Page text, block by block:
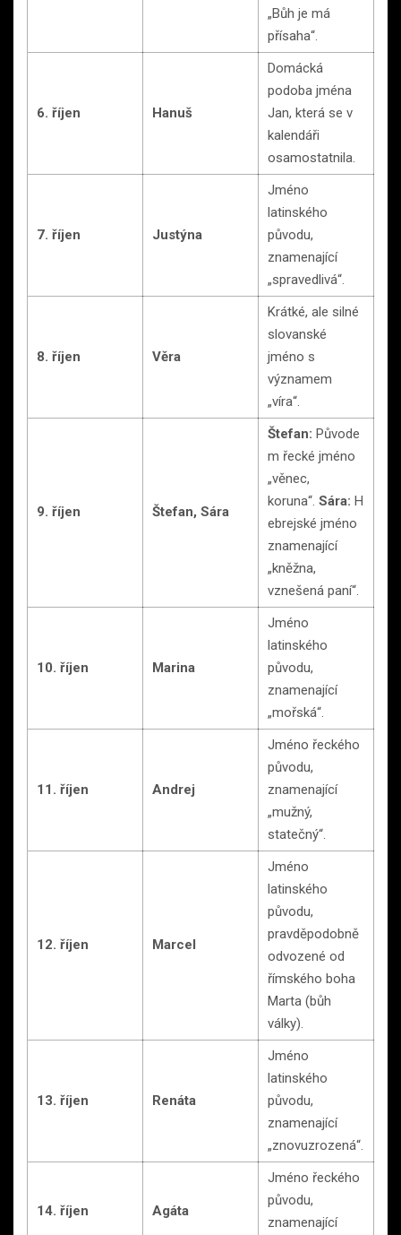
„Bůh je má
přísaha“.
6. říjen Hanuš
Domácká
podoba jména
Jan, která se v
kalendáři
osamostatnila.
7. říjen Justýna
Jméno
latinského
původu,
znamenající
„spravedlivá“.
8. říjen Věra
Krátké, ale silné
slovanské
jméno s
významem
„víra“.
9. říjen Štefan, Sára
Štefan: Původe
m řecké jméno
„věnec,
koruna“. Sára: H
ebrejské jméno
znamenající
„kněžna,
vznešená paní“.
10. říjen Marina
Jméno
latinského
původu,
znamenající
„mořská“.
11. říjen Andrej
Jméno řeckého
původu,
znamenající
„mužný,
statečný“.
12. říjen Marcel
Jméno
latinského
původu,
pravděpodobně
odvozené od
římského boha
Marta (bůh
války).
13. říjen Renáta
Jméno
latinského
původu,
znamenající
„znovuzrozená“.
14. říjen Agáta
Jméno řeckého
původu,
znamenající